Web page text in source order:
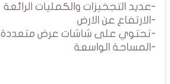
-عديد التجخيزات والكمليات الرائعة
-الارتفاع عن الارض
-تحتوي على شاشات عرض متعددة
-المساحة الواسعة